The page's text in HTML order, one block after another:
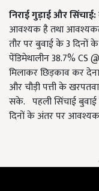
निराई गुड़ाई और सिंचाई:
आवश्यक है तथा
तौर पर बुवाई के 3 दिनों
पेंडिमेथालीन 38.7% CS
मिलाकर छिड़काव कर
और चौड़ी पत्ती के
सके. पहली सिंचाई बुवाई
दिनों के अंतर पर